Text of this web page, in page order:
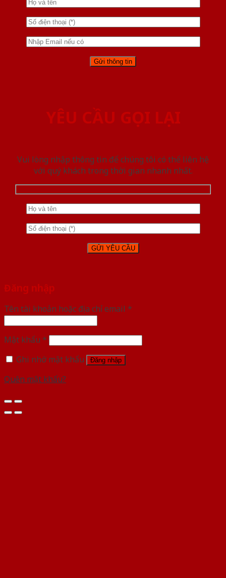
YÊU CẦU GỌI LẠI
Vui lòng nhập thông tin để chúng tôi có thể liên hệ
với quý khách trong thời gian nhanh nhất.
Đăng nhập
Tên tài khoản hoặc địa chỉ email *
Mật khẩu *
Ghi nhớ mật khẩu
Đăng nhập
Quên mật khẩu?